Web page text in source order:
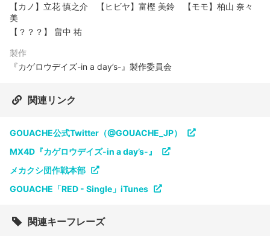
【カノ】立花 慎之介 【ヒビヤ】富樫 美鈴 【モモ】柏山 奈々
美
【？？？】 畠中 祐
製作
『カゲロウデイズ-in a day’s-』製作委員会
関連リンク
GOUACHE公式Twitter（@GOUACHE_JP）
MX4D『カゲロウデイズ-in a day’s-』
メカクシ団作戦本部
GOUACHE「RED - Single」iTunes
関連キーフレーズ